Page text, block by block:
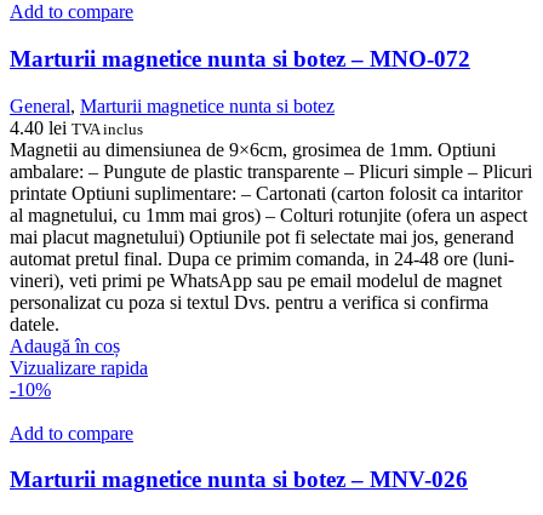
Add to compare
Marturii magnetice nunta si botez – MNO-072
General, Marturii magnetice nunta si botez
4.40 lei TVA inclus
Magnetii au dimensiunea de 9×6cm, grosimea de 1mm. Optiuni
ambalare: – Pungute de plastic transparente – Plicuri simple – Plicuri
printate Optiuni suplimentare: – Cartonati (carton folosit ca intaritor
al magnetului, cu 1mm mai gros) – Colturi rotunjite (ofera un aspect
mai placut magnetului) Optiunile pot fi selectate mai jos, generand
automat pretul final. Dupa ce primim comanda, in 24-48 ore (luni-
vineri), veti primi pe WhatsApp sau pe email modelul de magnet
personalizat cu poza si textul Dvs. pentru a verifica si confirma
datele.
Adaugă în coș
Vizualizare rapida
-10%
Add to compare
Marturii magnetice nunta si botez – MNV-026